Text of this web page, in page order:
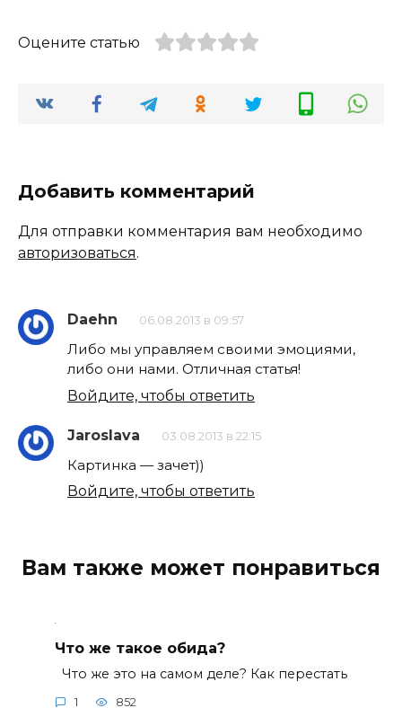
Оцените статью
Добавить комментарий
Для отправки комментария вам необходимо
авторизоваться.
Daehn 06.08.2013 в 09:57
Либо мы управляем своими эмоциями,
либо они нами. Отличная статья!
Войдите, чтобы ответить
Jaroslava 03.08.2013 в 22:15
Картинка — зачет))
Войдите, чтобы ответить
Вам также может понравиться
Что же такое обида?
Что же это на самом деле? Как перестать
1 852